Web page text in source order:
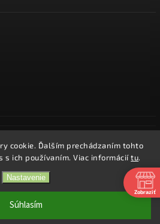
cookie. Ďalším prechádzaním tohto
s ich používaním. Viac informáciítu.
Nastavenie
Súhlasím
. Všetky práva vyhradené.
Zobraziť